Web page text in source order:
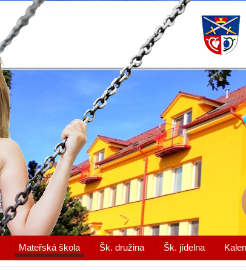
Mateřská škola Šk. družina Šk. jídelna